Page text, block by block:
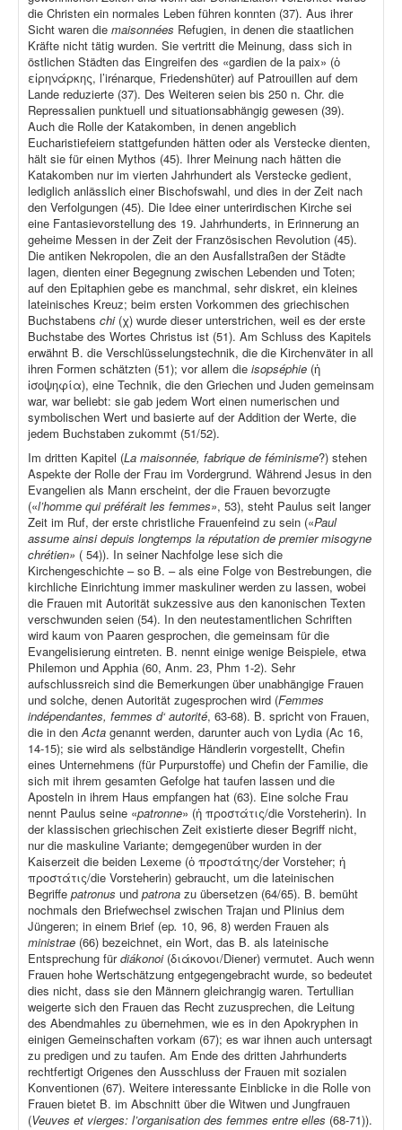
die Christen ein normales Leben führen konnten (37). Aus ihrer
Sicht waren die maisonnées Refugien, in denen die staatlichen
Kräfte nicht tätig wurden. Sie vertritt die Meinung, dass sich in
östlichen Städten das Eingreifen des «gardien de la paix» (ὁ
εἰρηνάρκης, l’irénarque, Friedenshüter) auf Patrouillen auf dem
Lande reduzierte (37). Des Weiteren seien bis 250 n. Chr. die
Repressalien punktuell und situationsabhängig gewesen (39).
Auch die Rolle der Katakomben, in denen angeblich
Eucharistiefeiern stattgefunden hätten oder als Verstecke dienten,
hält sie für einen Mythos (45). Ihrer Meinung nach hätten die
Katakomben nur im vierten Jahrhundert als Verstecke gedient,
lediglich anlässlich einer Bischofswahl, und dies in der Zeit nach
den Verfolgungen (45). Die Idee einer unterirdischen Kirche sei
eine Fantasievorstellung des 19. Jahrhunderts, in Erinnerung an
geheime Messen in der Zeit der Französischen Revolution (45).
Die antiken Nekropolen, die an den Ausfallstraßen der Städte
lagen, dienten einer Begegnung zwischen Lebenden und Toten;
auf den Epitaphien gebe es manchmal, sehr diskret, ein kleines
lateinisches Kreuz; beim ersten Vorkommen des griechischen
Buchstabens chi (χ) wurde dieser unterstrichen, weil es der erste
Buchstabe des Wortes Christus ist (51). Am Schluss des Kapitels
erwähnt B. die Verschlüsselungstechnik, die die Kirchenväter in all
ihren Formen schätzten (51); vor allem die isopséphie (ἡ
ἰσοψηφία), eine Technik, die den Griechen und Juden gemeinsam
war, war beliebt: sie gab jedem Wort einen numerischen und
symbolischen Wert und basierte auf der Addition der Werte, die
jedem Buchstaben zukommt (51/52).
Im dritten Kapitel (La maisonnée, fabrique de féminisme?) stehen
Aspekte der Rolle der Frau im Vordergrund. Während Jesus in den
Evangelien als Mann erscheint, der die Frauen bevorzugte
(«l’homme qui préférait les femmes», 53), steht Paulus seit langer
Zeit im Ruf, der erste christliche Frauenfeind zu sein («Paul
assume ainsi depuis longtemps la réputation de premier misogyne
chrétien» ( 54)). In seiner Nachfolge lese sich die
Kirchengeschichte – so B. – als eine Folge von Bestrebungen, die
kirchliche Einrichtung immer maskuliner werden zu lassen, wobei
die Frauen mit Autorität sukzessive aus den kanonischen Texten
verschwunden seien (54). In den neutestamentlichen Schriften
wird kaum von Paaren gesprochen, die gemeinsam für die
Evangelisierung eintreten. B. nennt einige wenige Beispiele, etwa
Philemon und Apphia (60, Anm. 23, Phm 1-2). Sehr
aufschlussreich sind die Bemerkungen über unabhängige Frauen
und solche, denen Autorität zugesprochen wird (Femmes
indépendantes, femmes d‘ autorité, 63-68). B. spricht von Frauen,
die in denActa genannt werden, darunter auch von Lydia (Ac 16,
14-15); sie wird als selbständige Händlerin vorgestellt, Chefin
eines Unternehmens (für Purpurstoffe) und Chefin der Familie, die
sich mit ihrem gesamten Gefolge hat taufen lassen und die
Aposteln in ihrem Haus empfangen hat (63). Eine solche Frau
nennt Paulus seine «patronne» (ἡ προστάτις/die Vorsteherin). In
der klassischen griechischen Zeit existierte dieser Begriff nicht,
nur die maskuline Variante; demgegenüber wurden in der
Kaiserzeit die beiden Lexeme (ὁ προστάτης/der Vorsteher; ἡ
προστάτις/die Vorsteherin) gebraucht, um die lateinischen
Begriffe patronus und patrona zu übersetzen (64/65). B. bemüht
nochmals den Briefwechsel zwischen Trajan und Plinius dem
Jüngeren; in einem Brief (ep. 10, 96, 8) werden Frauen als
ministrae (66) bezeichnet, ein Wort, das B. als lateinische
Entsprechung fürdiákonoi (διάκονοι/Diener) vermutet. Auch wenn
Frauen hohe Wertschätzung entgegengebracht wurde, so bedeutet
dies nicht, dass sie den Männern gleichrangig waren. Tertullian
weigerte sich den Frauen das Recht zuzusprechen, die Leitung
des Abendmahles zu übernehmen, wie es in den Apokryphen in
einigen Gemeinschaften vorkam (67); es war ihnen auch untersagt
zu predigen und zu taufen. Am Ende des dritten Jahrhunderts
rechtfertigt Origenes den Ausschluss der Frauen mit sozialen
Konventionen (67). Weitere interessante Einblicke in die Rolle von
Frauen bietet B. im Abschnitt über die Witwen und Jungfrauen
(Veuves et vierges: l’organisation des femmes entre elles (68-71)).